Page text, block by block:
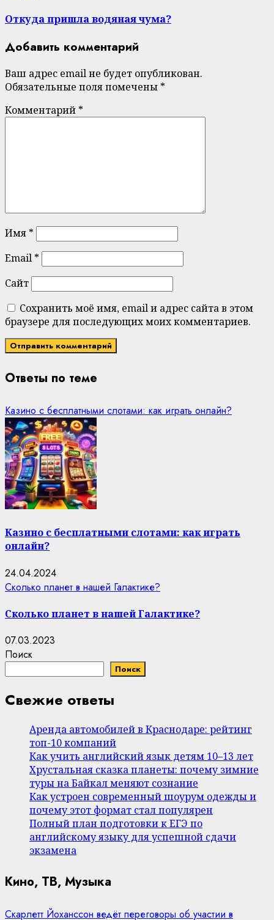
Откуда пришла водяная чума?
Добавить комментарий
Ваш адрес email не будет опубликован.
Обязательные поля помечены *
Комментарий *
Имя *
Email *
Сайт
Сохранить моё имя, email и адрес сайта в этом
браузере для последующих моих комментариев.
Ответы по теме
Казино с бесплатными слотами: как играть онлайн?
Казино с бесплатными слотами: как играть
онлайн?
24.04.2024
Сколько планет в нашей Галактике?
Сколько планет в нашей Галактике?
07.03.2023
Поиск
Поиск
Свежие ответы
Аренда автомобилей в Краснодаре: рейтинг
топ-10 компаний
Как учить английский язык детям 10–13 лет
Хрустальная сказка планеты: почему зимние
туры на Байкал меняют сознание
Как устроен современный шоурум одежды и
почему этот формат стал популярен
Полный план подготовки к ЕГЭ по
английскому языку для успешной сдачи
экзамена
Кино, ТВ, Музыка
Скарлетт Йоханссон ведёт переговоры об участии в